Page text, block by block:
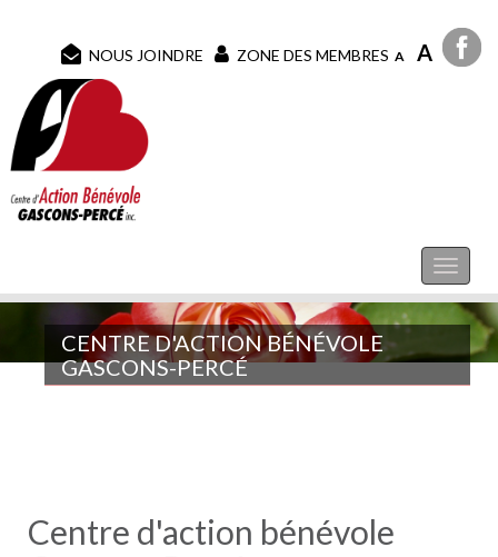
NOUS JOINDRE ZONE DES MEMBRES A A
CENTRE D'ACTION BÉNÉVOLE
GASCONS-PERCÉ
Centre d'action bénévole